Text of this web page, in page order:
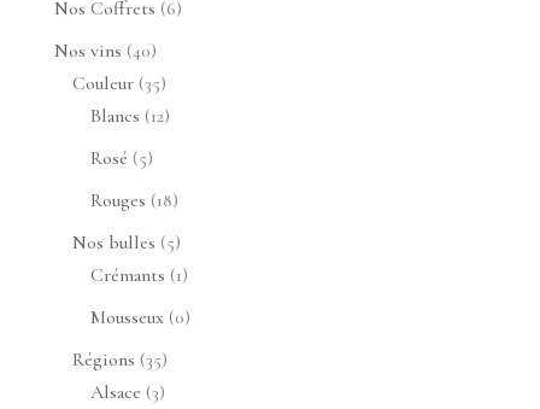
Nos Coffrets 66
Nos vins 4040
produits
Couleur 3535
produits
Blancs 1212
Rosé 55
produits
Rouges 1818
produits
Nos bulles 55
produits
Crémants 11
produit
Mousseux 00
Régions 3535
produits
Alsace 33